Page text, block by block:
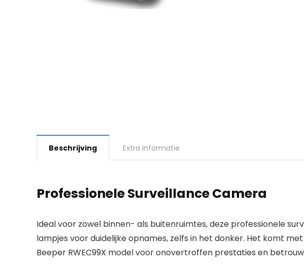
Beschrijving Extra informatie
Professionele Surveillance Camera
Ideal voor zowel binnen- als buitenruimtes, deze professionele
lampjes voor duidelijke opnames, zelfs in het donker. Het komt
Beeper RWEC99X model voor onovertroffen prestaties en